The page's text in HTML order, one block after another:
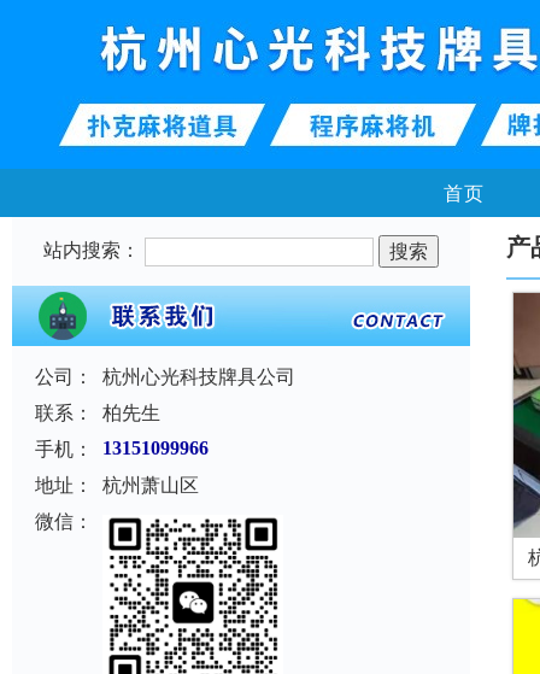
首页
站内搜索：
公司：
杭州心光科技牌具公司
联系：
柏先生
手机：
13151099966
地址：
杭州萧山区
微信：
产